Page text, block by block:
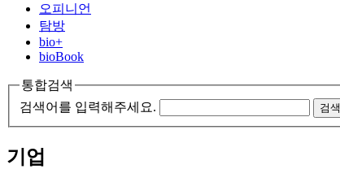
오피니언
탐방
bio+
bioBook
통합검색
검색어를 입력해주세요.
검색
기업